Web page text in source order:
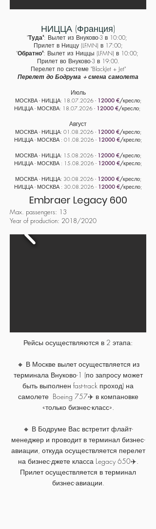
НИЦЦА (Франция)
"Туда": Вылет из Внуково-3 в 10:00;
Прилет в Ниццу (​LFMN) в 17:00;
"Обратно": Вылет из Ниццы (LFMN) в 10:00;
Прилет во Внуково-3 в 19:00.
Перелет по системе "BlackJet + Jet"
Перелет до Бодрума + смена самолета
Июль
МОСКВА - НИЦЦА: 18.07.2026 - 12000 €/кресло;
НИЦЦА - МОСКВА: 1 8.07.2026 - 12000 €/кресло;
Август
МОСКВА - НИЦЦА: 01 .08.2026 - 12000 €/кресло;
НИЦЦА - МОСКВА : 01 .08.2026 - 12000 €/кресло;
МОСКВА - НИЦЦА: 15.08.2026 - 12000 €/кресло;
НИЦЦА - МОСКВА : 15.08.2026 - 12000 €/кресло;
МОСКВА - НИЦЦА: 30.08.2026 - 12000 €/кресло;
НИЦЦА - МОСКВА : 30.08.2026 - 12000 €/кресло;
Embraer Legacy 600
Max. passengers: 13
Year of production: 2018/2020
Рейсы осуществляются в 2 этапа:
🔸 В Москве вылет осуществляется из
терминала Внуково-1 (по запросу может
быть выполнен fast-track проход) на
самолете Boeing 757✈️ в компановке
«только бизнес-класс».
🔸 В Бодруме Вас встретит флайт-
менеджер и проводит в терминал бизнес-
авиации, откуда осуществляется перелет
на бизнес-джете класса Legacy 650✈️.
Прилет осуществляется в терминал
бизнес-авиации.